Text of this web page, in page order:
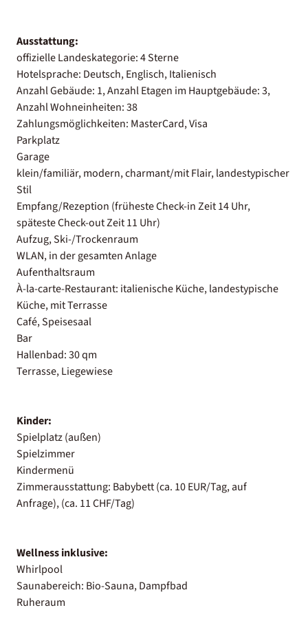
Ausstattung:
offizielle Landeskategorie: 4 Sterne
Hotelsprache: Deutsch, Englisch, Italienisch
Anzahl Gebäude: 1, Anzahl Etagen im Hauptgebäude: 3,
Anzahl Wohneinheiten: 38
Zahlungsmöglichkeiten: MasterCard, Visa
Parkplatz
Garage
klein/familiär, modern, charmant/mit Flair, landestypischer
Stil
Empfang/Rezeption (früheste Check-in Zeit 14 Uhr,
späteste Check-out Zeit 11 Uhr)
Aufzug, Ski-/Trockenraum
WLAN, in der gesamten Anlage
Aufenthaltsraum
À-la-carte-Restaurant: italienische Küche, landestypische
Küche, mit Terrasse
Café, Speisesaal
Bar
Hallenbad: 30 qm
Terrasse, Liegewiese
Kinder:
Spielplatz (außen)
Spielzimmer
Kindermenü
Zimmerausstattung: Babybett (ca. 10 EUR/Tag, auf
Anfrage), (ca. 11 CHF/Tag)
Wellness inklusive:
Whirlpool
Saunabereich: Bio-Sauna, Dampfbad
Ruheraum